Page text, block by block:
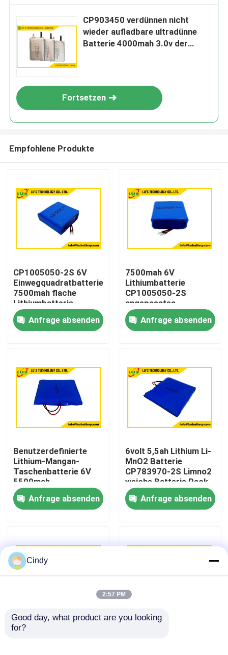
Produkte
Fabrik-Ausflug
Qualitätskontrolle
Nachrichten
Lithium-Thionylchlorid-Batterie
CP903450 verdünnen nicht
wieder aufladbare ultradünne
Batterie 4000mah 3.0v der
Fortsetzen
Empfohlene Produkte
CP1005050-2S 6V
Einwegquadratbatterie
7500mah flache
Lithiumbatterie
Anpassung
Anfrage absenden
7500mah 6V
Lithiumbatterie
CP1005050-2S
angepasstes
Lithiumbatteriepaket
Anfrage absenden
Benutzerdefinierte
Lithium-Mangan-
Taschenbatterie 6V
5500mah
Dünnzellbatterie
CP783970-2S
Batterie
Anfrage absenden
6volt 5,5ah Lithium Li-
MnO2 Batterie
CP783970-2S Limno2
weiche Batterie Pack
OEM-Fabrik
Anfrage absenden
Li-MnO2 Pouch Cell
Cindy
2:57 PM
Good day, what product are you looking
for?